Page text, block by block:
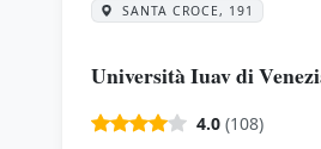
SANTA CROCE, 191
Università Iuav di
4.0 (108)